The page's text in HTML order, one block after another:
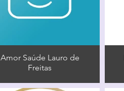
Amor Saúde Lauro de
Freitas